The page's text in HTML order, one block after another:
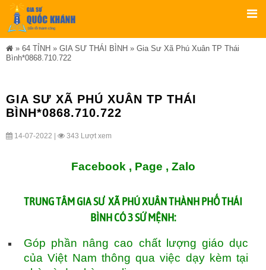
» 64 TỈNH » GIA SƯ THÁI BÌNH » Gia Sư Xã Phú Xuân TP Thái
Bình*0868.710.722
GIA SƯ XÃ PHÚ XUÂN TP THÁI
BÌNH*0868.710.722
14-07-2022 | 343 Lượt xem
Facebook , Page , Zalo
TRUNG TÂMGIA SƯ XÃ PHÚ XUÂN THÀNH PHỐ THÁI
BÌNHCÓ 3 SỨ MỆNH:
Góp phần nâng cao chất lượng giáo dục
của Việt Nam thông qua việc dạy kèm tại